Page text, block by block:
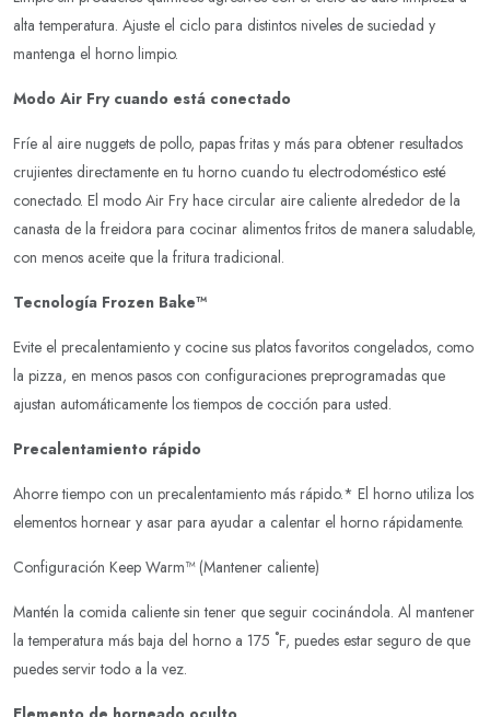
alta temperatura. Ajuste el ciclo para distintos niveles de suciedad y
mantenga el horno limpio.
Modo Air Fry cuando está conectado
Fríe al aire nuggets de pollo, papas fritas y más para obtener resultados
crujientes directamente en tu horno cuando tu electrodoméstico esté
conectado. El modo Air Fry hace circular aire caliente alrededor de la
canasta de la freidora para cocinar alimentos fritos de manera saludable,
con menos aceite que la fritura tradicional.
Tecnología Frozen Bake™
Evite el precalentamiento y cocine sus platos favoritos congelados, como
la pizza, en menos pasos con configuraciones preprogramadas que
ajustan automáticamente los tiempos de cocción para usted.
Precalentamiento rápido
Ahorre tiempo con un precalentamiento más rápido.* El horno utiliza los
elementos hornear y asar para ayudar a calentar el horno rápidamente.
Configuración Keep Warm™ (Mantener caliente)
Mantén la comida caliente sin tener que seguir cocinándola. Al mantener
la temperatura más baja del horno a 175 ˚F, puedes estar seguro de que
puedes servir todo a la vez.